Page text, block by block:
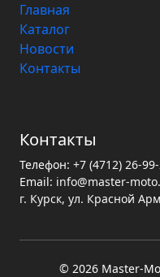
Главная
Каталог
Новости
Контакты
Контакты
Телефон: +7 (4712) 26-
Email: info@master-
г. Курск, ул. Красной
© 2026